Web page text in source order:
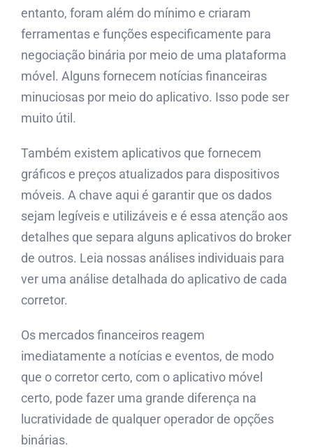
entanto, foram além do mínimo e criaram
ferramentas e funções especificamente para
negociação binária por meio de uma plataforma
móvel. Alguns fornecem notícias financeiras
minuciosas por meio do aplicativo. Isso pode ser
muito útil.
Também existem aplicativos que fornecem
gráficos e preços atualizados para dispositivos
móveis. A chave aqui é garantir que os dados
sejam legíveis e utilizáveis ​​e é essa atenção aos
detalhes que separa alguns aplicativos do broker
de outros. Leia nossas análises individuais para
ver uma análise detalhada do aplicativo de cada
corretor.
Os mercados financeiros reagem
imediatamente a notícias e eventos, de modo
que o corretor certo, com o aplicativo móvel
certo, pode fazer uma grande diferença na
lucratividade de qualquer operador de opções
binárias.